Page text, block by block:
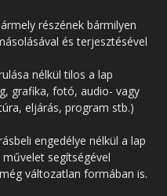
részének bármilyen
és terjesztésével
nélkül tilos a lap
grafika, fotó, audio- vagy
eljárás, program stb.)
engedélye nélkül a lap
segítségével
változatlan formában is.